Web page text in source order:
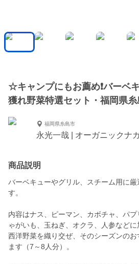
☆キャンプにもお薦め❗️バーベ
獲れ野菜特選セット・福岡県糸
福岡県糸島市
永光一哉 | オーガニックナ
商品説明
バーベキューやグリル、スチーム用に
す。
内容はナス、ピーマン、カボチャ、パ
ゃがいも、玉ねぎ、オクラ、人参など
西洋野菜を織り交ぜ、そのシーズンの
ます（7～8人分）。